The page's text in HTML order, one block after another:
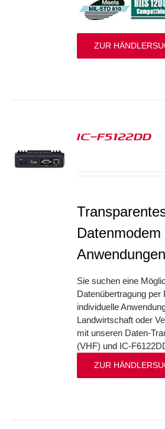
ZUR
IC-F5122DD
Anwendungen
Sie suchen eine
Datenübertragung per
individuelle
Landwirtschaft oder
mit unseren Daten-
(VHF) und IC-
ZUR